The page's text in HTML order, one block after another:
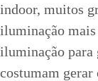
indoor, muitos
iluminação mais
iluminação para
costumam gerar